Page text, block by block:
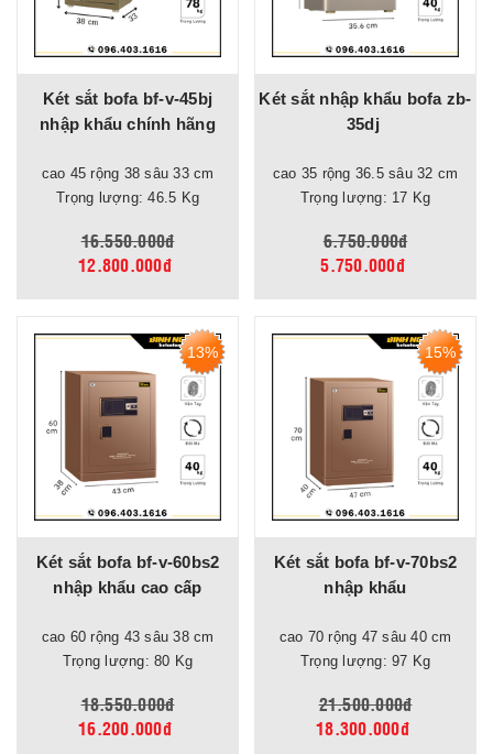
Két sắt bofa bf-v-45bj
nhập khẩu chính hãng
cao 45 rộng 38 sâu 33 cm
Trọng lượng: 46.5 Kg
16.550.000đ
12.800.000đ
Két sắt nhập khẩu bofa zb-
35dj
cao 35 rộng 36.5 sâu 32 cm
Trọng lượng: 17 Kg
6.750.000đ
5.750.000đ
13%
Két sắt bofa bf-v-60bs2
nhập khẩu cao cấp
cao 60 rộng 43 sâu 38 cm
Trọng lượng: 80 Kg
18.550.000đ
16.200.000đ
15%
Két sắt bofa bf-v-70bs2
nhập khẩu
cao 70 rộng 47 sâu 40 cm
Trọng lượng: 97 Kg
21.500.000đ
18.300.000đ